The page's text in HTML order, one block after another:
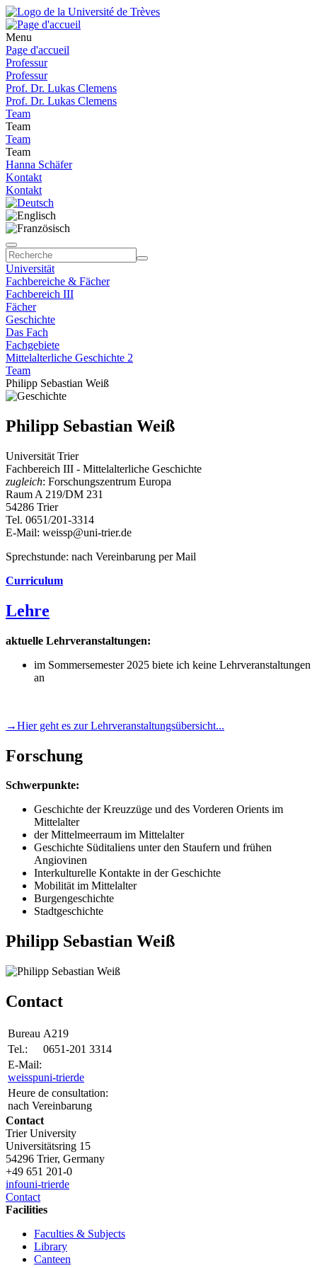
Menu
Page d'accueil
Professur
Professur
Prof. Dr. Lukas Clemens
Prof. Dr. Lukas Clemens
Team
Team
Team
Team
Hanna Schäfer
Kontakt
Kontakt
Universität
Fachbereiche & Fächer
Fachbereich III
Fächer
Geschichte
Das Fach
Fachgebiete
Mittelalterliche Geschichte 2
Team
Philipp Sebastian Weiß
Philipp Sebastian Weiß
Universität Trier
Fachbereich III - Mittelalterliche Geschichte
zugleich: Forschungszentrum Europa
Raum A 219/DM 231
54286 Trier
Tel. 0651/201-3314
E-Mail: weissp@uni-trier.de
Sprechstunde: nach Vereinbarung per Mail
Curriculum
Lehre
aktuelle Lehrveranstaltungen:
im Sommersemester 2025 biete ich keine Lehrveranstaltungen
an
→Hier geht es zur Lehrveranstaltungsübersicht...
Forschung
Schwerpunkte:
Geschichte der Kreuzzüge und des Vorderen Orients im
Mittelalter
der Mittelmeerraum im Mittelalter
Geschichte Süditaliens unter den Staufern und frühen
Angiovinen
Interkulturelle Kontakte in der Geschichte
Mobilität im Mittelalter
Burgengeschichte
Stadtgeschichte
Philipp Sebastian Weiß
Contact
Bureau A219
Tel.:
0651-201 3314
E-Mail:
weisspuni-trierde
Heure de consultation:
nach Vereinbarung
Contact
Trier University
Universitätsring 15
54296 Trier, Germany
+49 651 201-0
infouni-trierde
Contact
Facilities
Faculties & Subjects
Library
Canteen